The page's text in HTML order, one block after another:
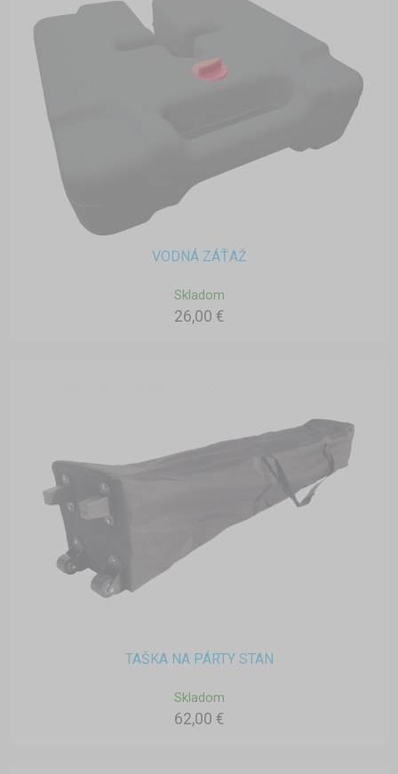
VODNÁ ZÁŤAŽ
Skladom
26,00 €
TAŠKA NA PÁRTY STAN
Skladom
62,00 €